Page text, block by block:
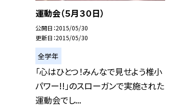
運動会（５月３０日）
公開日 2015/05/30
更新日 2015/05/30
全学年
「心はひとつ！みんなで見せよう椎小
パワー!!」のスローガンで実施された
運動会でし...